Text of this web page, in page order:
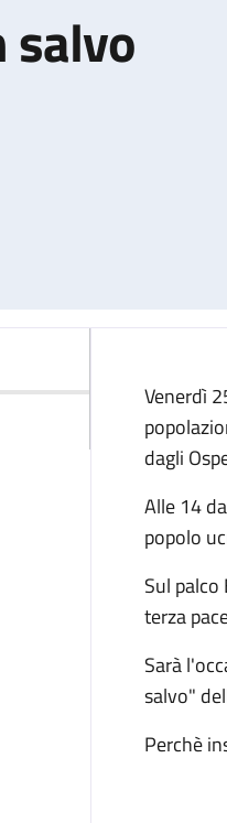
salvo
in salvo
Venerdì
dagli
Alle 14
popolo
Sul
terza
Sarà
salvo"
Perchè